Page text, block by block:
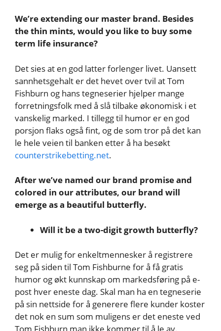
We’re extending our master brand. Besides
the thin mints, would you like to buy some
term life insurance?
Det sies at en god latter forlenger livet. Uansett
sannhetsgehalt er det hevet over tvil at Tom
Fishburn og hans tegneserier hjelper mange
forretningsfolk med å slå tilbake økonomisk i et
vanskelig marked. I tillegg til humor er en god
porsjon flaks også fint, og de som tror på det kan
le hele veien til banken etter å ha besøkt
counterstrikebetting.net.
After we’ve named our brand promise and
colored in our attributes, our brand will
emerge as a beautiful butterfly.
Will it be a two-digit growth butterfly?
Det er mulig for enkeltmennesker å registrere
seg på siden til Tom Fishburne for å få gratis
humor og økt kunnskap om markedsføring på e-
post hver eneste dag. Skal man ha en tegneserie
på sin nettside for å generere flere kunder koster
det nok en sum som muligens er det eneste ved